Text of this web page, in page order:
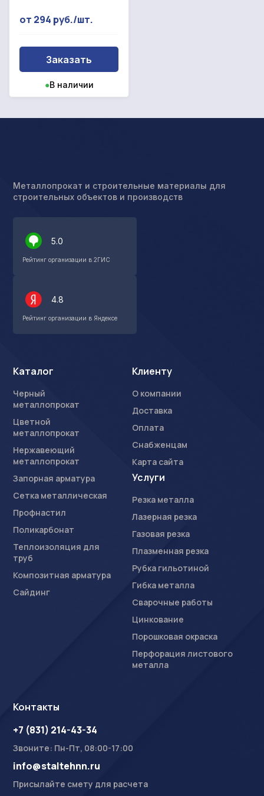
от 294 руб./шт.
Заказать
●В наличии
Металлопрокат и строительные материалы для
строительных объектов и производств
5.0
Рейтинг организации в 2ГИС
4.8
Рейтинг организации в Яндексе
Каталог
Черный
металлопрокат
Цветной
металлопрокат
Нержавеющий
металлопрокат
Запорная арматура
Сетка металлическая
Профнастил
Поликарбонат
Теплоизоляция для
труб
Композитная арматура
Сайдинг
Клиенту
О компании
Доставка
Оплата
Снабженцам
Карта сайта
Услуги
Резка металла
Лазерная резка
Газовая резка
Плазменная резка
Рубка гильотиной
Гибка металла
Сварочные работы
Цинкование
Порошковая окраска
Перфорация листового
металла
Контакты
+7 (831) 214-43-34
Звоните: Пн-Пт, 08:00-17:00
info@staltehnn.ru
Присылайте смету для расчета